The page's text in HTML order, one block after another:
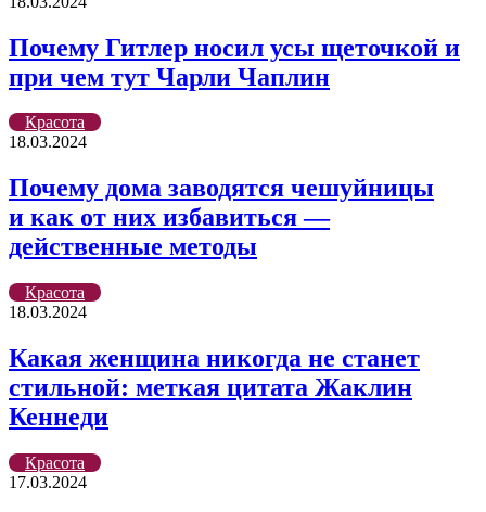
Почему Гитлер носил усы щеточкой и
при чем тут Чарли Чаплин
Красота
18.03.2024
Почему дома заводятся чешуйницы
и как от них избавиться —
действенные методы
Красота
18.03.2024
Какая женщина никогда не станет
стильной: меткая цитата Жаклин
Кеннеди
Красота
17.03.2024